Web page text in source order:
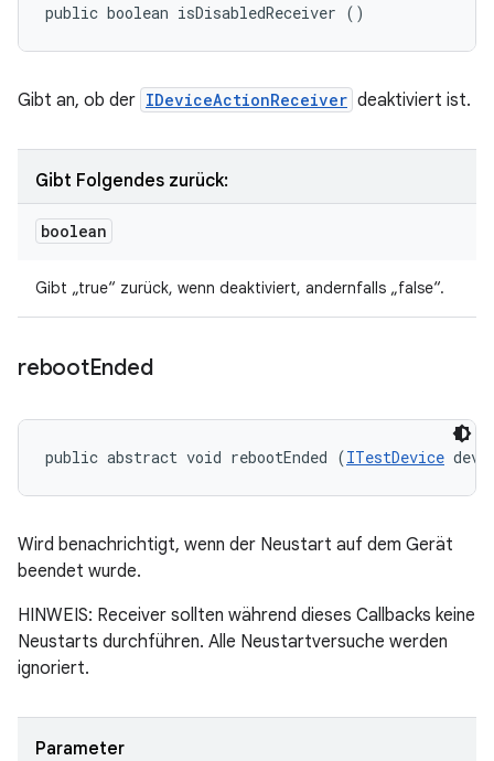
public boolean isDisabledReceiver ()
Gibt an, ob der IDeviceActionReceiver deaktiviert ist.
Gibt Folgendes zurück:
boolean
Gibt „true“ zurück, wenn deaktiviert, andernfalls „false“.
rebootEnded
public abstract void rebootEnded (ITestDevice
Wird benachrichtigt, wenn der Neustart auf dem Gerät
beendet wurde.
HINWEIS: Receiver sollten während dieses Callbacks keine
Neustarts durchführen. Alle Neustartversuche werden
ignoriert.
Parameter